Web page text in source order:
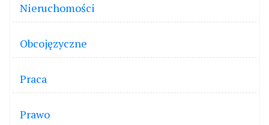
Nieruchomości
Obcojęzyczne
Praca
Prawo